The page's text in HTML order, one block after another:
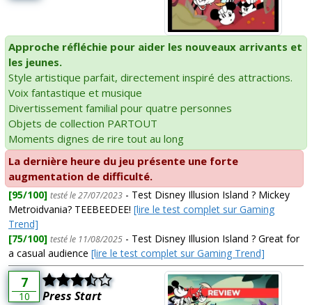
Approche réfléchie pour aider les nouveaux arrivants et
les jeunes.
Style artistique parfait, directement inspiré des attractions.
Voix fantastique et musique
Divertissement familial pour quatre personnes
Objets de collection PARTOUT
Moments dignes de rire tout au long
La dernière heure du jeu présente une forte
augmentation de difficulté.
[95/100] testé le 27/07/2023 - Test Disney Illusion Island ? Mickey
Metroidvania? TEEBEEDEE! [lire le test complet sur Gaming
Trend]
[75/100] testé le 11/08/2025 - Test Disney Illusion Island ? Great for
a casual audience [lire le test complet sur Gaming Trend]
7
10 Press Start